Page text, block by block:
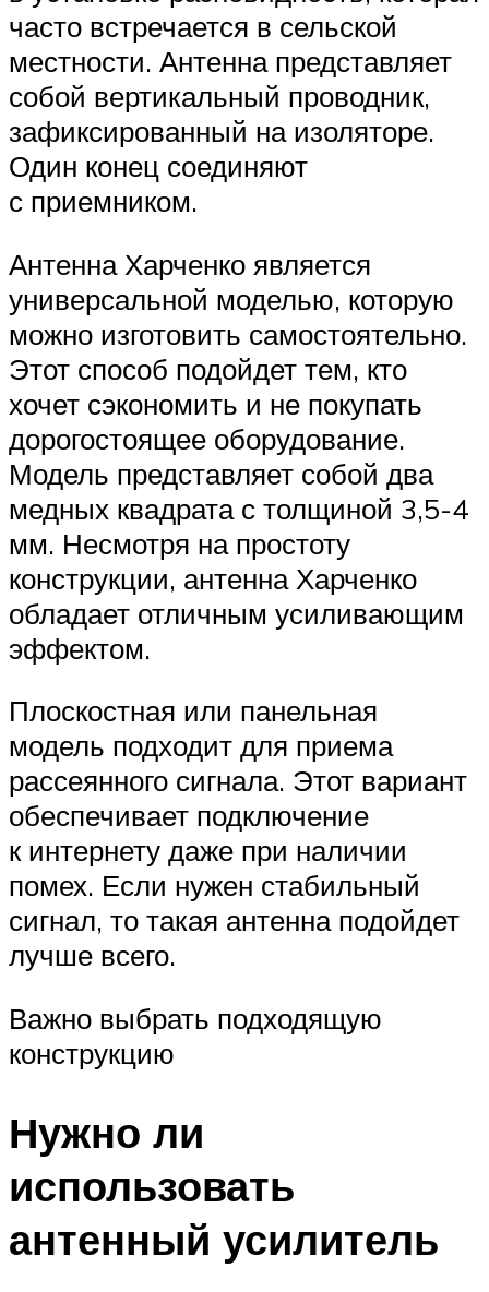
часто встречается в сельской
местности. Антенна представляет
собой вертикальный проводник,
зафиксированный на изоляторе.
Один конец соединяют
с приемником.
Антенна Харченко является
универсальной моделью, которую
можно изготовить самостоятельно.
Этот способ подойдет тем, кто
хочет сэкономить и не покупать
дорогостоящее оборудование.
Модель представляет собой два
медных квадрата с толщиной 3,5-4
мм. Несмотря на простоту
конструкции, антенна Харченко
обладает отличным усиливающим
эффектом.
Плоскостная или панельная
модель подходит для приема
рассеянного сигнала. Этот вариант
обеспечивает подключение
к интернету даже при наличии
помех. Если нужен стабильный
сигнал, то такая антенна подойдет
лучше всего.
Важно выбрать подходящую
конструкцию
Нужно ли
использовать
антенный усилитель